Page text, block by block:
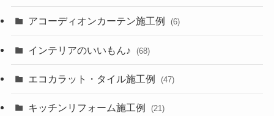
アコーディオンカーテン施工例 (6)
インテリアのいいもん♪ (68)
エコカラット・タイル施工例 (47)
キッチンリフォーム施工例 (21)